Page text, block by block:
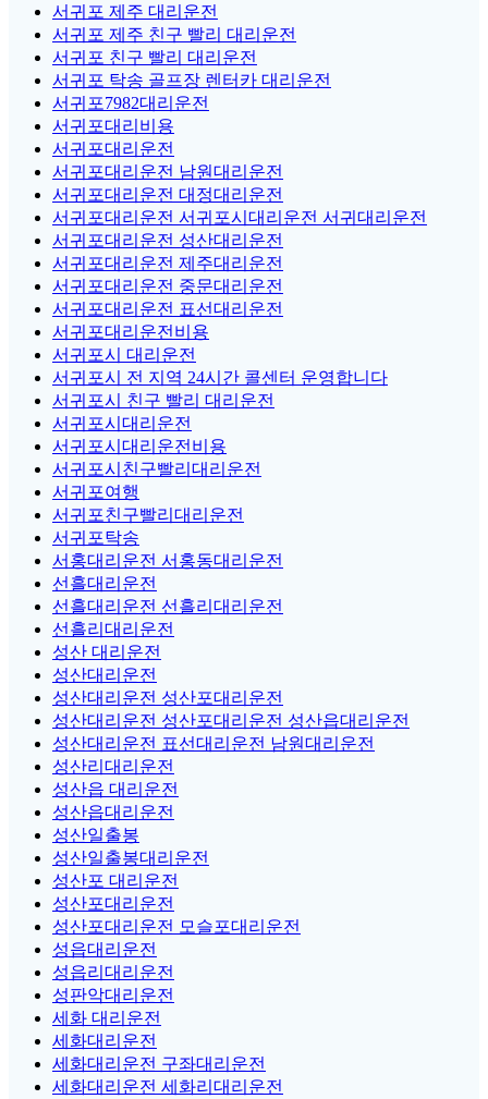
서귀포 제주 대리운전
서귀포 제주 친구 빨리 대리운전
서귀포 친구 빨리 대리운전
서귀포 탁송 골프장 렌터카 대리운전
서귀포7982대리운전
서귀포대리비용
서귀포대리운전
서귀포대리운전 남원대리운전
서귀포대리운전 대정대리운전
서귀포대리운전 서귀포시대리운전 서귀대리운전
서귀포대리운전 성산대리운전
서귀포대리운전 제주대리운전
서귀포대리운전 중문대리운전
서귀포대리운전 표선대리운전
서귀포대리운전비용
서귀포시 대리운전
서귀포시 전 지역 24시간 콜센터 운영합니다
서귀포시 친구 빨리 대리운전
서귀포시대리운전
서귀포시대리운전비용
서귀포시친구빨리대리운전
서귀포여행
서귀포친구빨리대리운전
서귀포탁송
서홍대리운전 서홍동대리운전
선흘대리운전
선흘대리운전 선흘리대리운전
선흘리대리운전
성산 대리운전
성산대리운전
성산대리운전 성산포대리운전
성산대리운전 성산포대리운전 성산읍대리운전
성산대리운전 표선대리운전 남원대리운전
성산리대리운전
성산읍 대리운전
성산읍대리운전
성산일출봉
성산일출봉대리운전
성산포 대리운전
성산포대리운전
성산포대리운전 모슬포대리운전
성읍대리운전
성읍리대리운전
성판악대리운전
세화 대리운전
세화대리운전
세화대리운전 구좌대리운전
세화대리운전 세화리대리운전